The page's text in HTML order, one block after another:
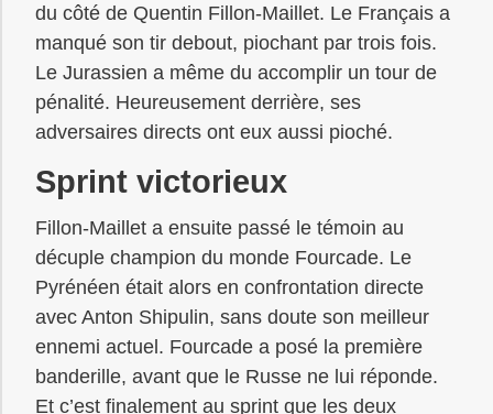
du côté de Quentin Fillon-Maillet. Le Français a
manqué son tir debout, piochant par trois fois.
Le Jurassien a même du accomplir un tour de
pénalité. Heureusement derrière, ses
adversaires directs ont eux aussi pioché.
Sprint victorieux
Fillon-Maillet a ensuite passé le témoin au
décuple champion du monde Fourcade. Le
Pyrénéen était alors en confrontation directe
avec Anton Shipulin, sans doute son meilleur
ennemi actuel. Fourcade a posé la première
banderille, avant que le Russe ne lui réponde.
Et c’est finalement au sprint que les deux